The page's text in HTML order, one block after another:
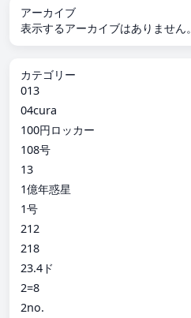
アーカイブ
表示するアーカイブはありません。
カテゴリー
013
04cura
100円ロッカー
108号
13
1億年惑星
1号
212
218
23.4ド
2=8
2no.